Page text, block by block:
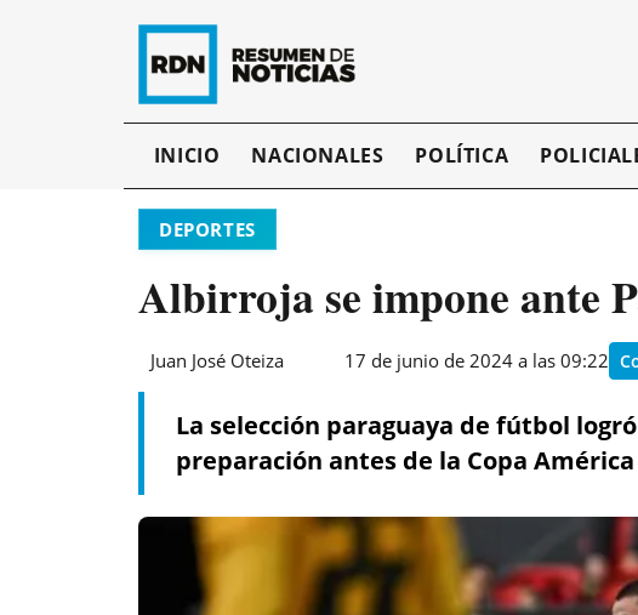
INICIO NACIONALES POLÍTICA
DEPORTES
Albirroja se impone ante
Juan José Oteiza 17 de junio de 2024 a las 09:22
La selección paraguaya de fútbol
preparación antes de la Copa América